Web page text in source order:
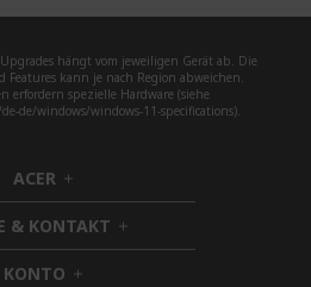
hängt vom jeweiligen Gerät ab. Die
kann je nach Region abweichen.
erfordern spezielle Hardware (siehe
de/windows/windows-11-specifications).
ACER h
i
d
d
e
& KONTAKT h
i
KONTO h